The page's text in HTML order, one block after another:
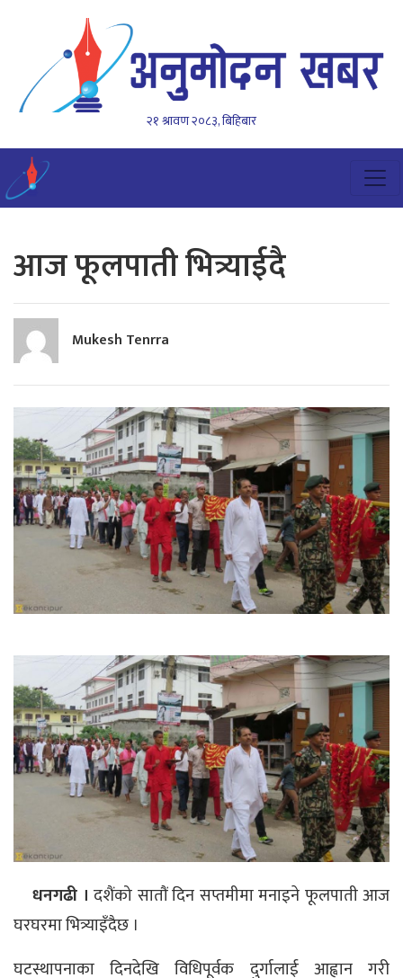
२१ श्रावण २०८३, बिहिबार
आज फूलपाती भित्र्याईदै
Mukesh Tenrra
धनगढी । दशैंको सातौं दिन सप्तमीमा मनाइने फूलपाती आज
घरघरमा भित्र्याइँदैछ ।
घटस्थापनाका दिनदेखि विधिपूर्वक दुर्गालाई आह्वान गरी